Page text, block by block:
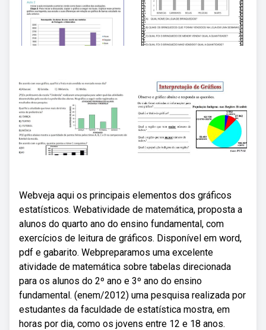
Webveja aqui os principais elementos dos gráficos
estatísticos. Webatividade de matemática, proposta a
alunos do quarto ano do ensino fundamental, com
exercícios de leitura de gráficos. Disponível em word,
pdf e gabarito. Webpreparamos uma excelente
atividade de matemática sobre tabelas direcionada
para os alunos do 2º ano e 3º ano do ensino
fundamental. (enem/2012) uma pesquisa realizada por
estudantes da faculdade de estatística mostra, em
horas por dia, como os jovens entre 12 e 18 anos.